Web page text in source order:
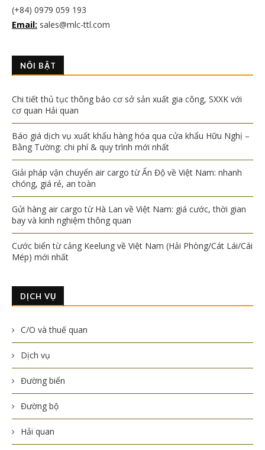
(+84) 0979 059 193
Email: sales@mlc-ttl.com
NỔI BẬT
Chi tiết thủ tục thông báo cơ sở sản xuất gia công, SXXK với
cơ quan Hải quan
Báo giá dịch vụ xuất khẩu hàng hóa qua cửa khẩu Hữu Nghị –
Bằng Tường: chi phí & quy trình mới nhất
Giải pháp vận chuyển air cargo từ Ấn Độ về Việt Nam: nhanh
chóng, giá rẻ, an toàn
Gửi hàng air cargo từ Hà Lan về Việt Nam: giá cước, thời gian
bay và kinh nghiệm thông quan
Cước biển từ cảng Keelung về Việt Nam (Hải Phòng/Cát Lái/Cái
Mép) mới nhất
DỊCH VỤ
C/O và thuế quan
Dịch vụ
Đường biển
Đường bộ
Hải quan